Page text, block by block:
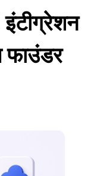
फाउंडर